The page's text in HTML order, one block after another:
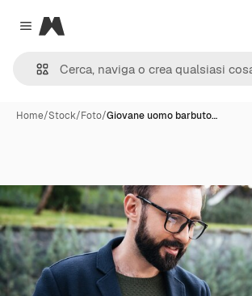
Close menu
Magnific
Home/Stock/Foto/Giovane uomo barbuto…